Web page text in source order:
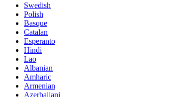
Swedish
Polish
Basque
Catalan
Esperanto
Hindi
Lao
Albanian
Amharic
Armenian
Azerbaijani